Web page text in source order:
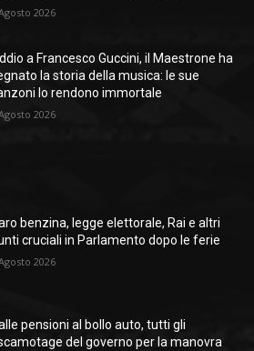
2026
a Francesco Guccini, il Maestrone ha
la storia della musica: le sue
lo rendono immortale
2026
benzina, legge elettorale, Rai e altri
cruciali in Parlamento dopo le ferie
2026
pensioni al bollo auto, tutti gli
del governo per la manovra